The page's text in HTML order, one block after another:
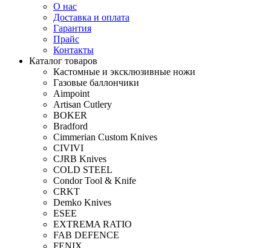
О нас
Доставка и оплата
Гарантия
Прайс
Контакты
Каталог товаров
Кастомные и эксклюзивные ножи
Газовые баллончики
Aimpoint
Artisan Cutlery
BOKER
Bradford
Cimmerian Custom Knives
CIVIVI
CJRB Knives
COLD STEEL
Condor Tool & Knife
CRKT
Demko Knives
ESEE
EXTREMA RATIO
FAB DEFENCE
FENIX